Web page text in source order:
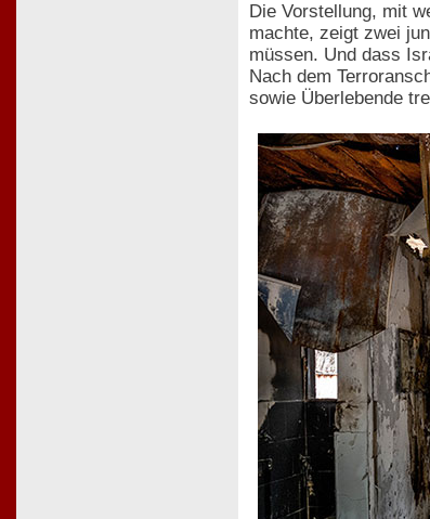
Die Vorstellung, mit
machte, zeigt zwei
müssen. Und dass
Nach dem
sowie Überlebende